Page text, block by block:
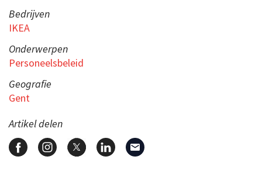
Bedrijven
IKEA
Onderwerpen
Personeelsbeleid
Geografie
Gent
Artikel delen